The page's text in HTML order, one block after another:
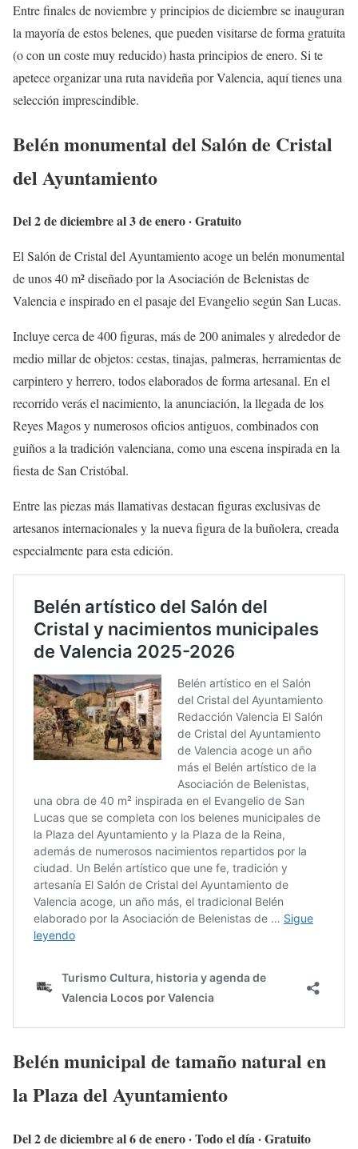
Entre finales de noviembre y principios de diciembre se inauguran
la mayoría de estos belenes, que pueden visitarse de forma gratuita
(o con un coste muy reducido) hasta principios de enero. Si te
apetece organizar una ruta navideña por Valencia, aquí tienes una
selección imprescindible.
Belén monumental del Salón de Cristal
del Ayuntamiento
Del 2 de diciembre al 3 de enero · Gratuito
El Salón de Cristal del Ayuntamiento acoge un belén monumental
de unos 40 m² diseñado por la Asociación de Belenistas de
Valencia e inspirado en el pasaje del Evangelio según San Lucas.
Incluye cerca de 400 figuras, más de 200 animales y alrededor de
medio millar de objetos: cestas, tinajas, palmeras, herramientas de
carpintero y herrero, todos elaborados de forma artesanal. En el
recorrido verás el nacimiento, la anunciación, la llegada de los
Reyes Magos y numerosos oficios antiguos, combinados con
guiños a la tradición valenciana, como una escena inspirada en la
fiesta de San Cristóbal.
Entre las piezas más llamativas destacan figuras exclusivas de
artesanos internacionales y la nueva figura de la buñolera, creada
especialmente para esta edición.
Belén municipal de tamaño natural en
la Plaza del Ayuntamiento
Del 2 de diciembre al 6 de enero · Todo el día · Gratuito